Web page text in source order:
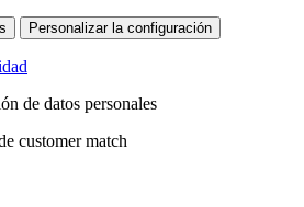
Personalizar la configuración
de datos personales
customer match